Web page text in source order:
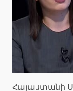
Հայաստանի